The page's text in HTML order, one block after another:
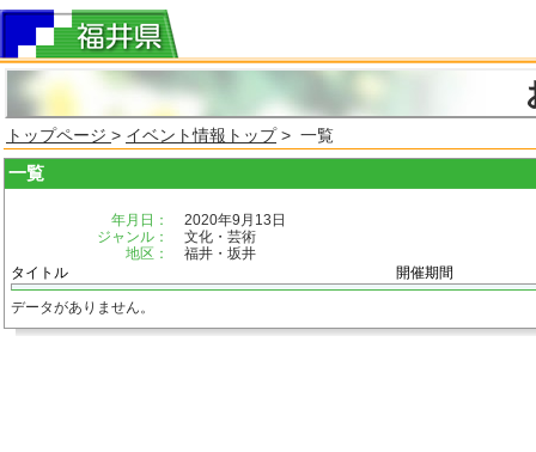
トップページ > イベント情報トップ> 一覧
一覧
年月日：
2020年9月13日
ジャンル：
文化・芸術
地区：
福井・坂井
タイトル
開催期間
データがありません。